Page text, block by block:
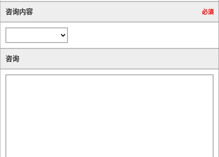
咨询内容 必須
咨询